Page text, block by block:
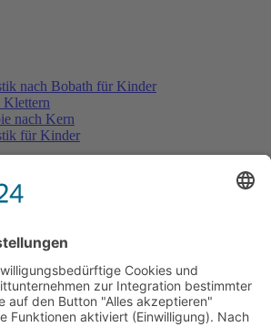
nach Bobath für Kinder
Klettern
nach Kern
für Kinder
Modell